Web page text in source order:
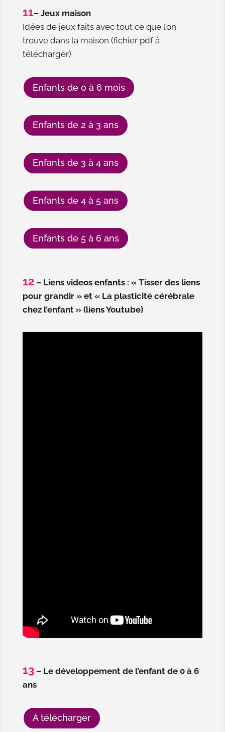
11– Jeux maison
Idées de jeux faits avec tout ce que l’on
trouve dans la maison (fichier pdf à
télécharger)
Enfants de 0 à 6 mois
Enfants de 2 à 3 ans
Enfants de 3 à 4 ans
Enfants de 4 à 5 ans
Enfants de 5 à 6 ans
12– Liens videos enfants : « Tisser des liens
pour grandir » et « La plasticité cérébrale
chez l’enfant » (liens Youtube)
13– Le développement de l’enfant de 0 à 6
ans
A télécharger